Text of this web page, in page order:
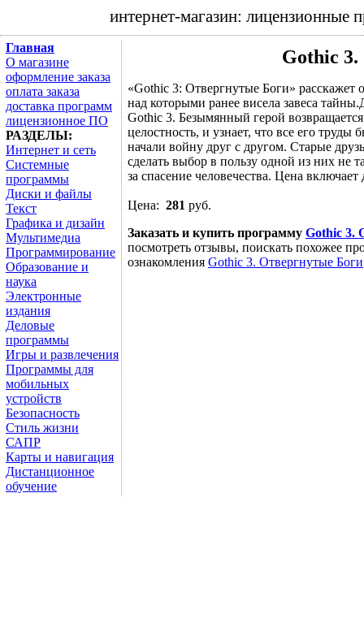
интернет-магазин:
Главная
О магазине
оформление заказа
оплата заказа
доставка программ
лицензионное ПО
РАЗДЕЛЫ:
Интернет и сеть
Системные
программы
Диски и файлы
Текст
Графика и дизайн
Мультимедиа
Программирование
Образование и
наука
Электронные
издания
Деловые
программы
Игры и развлечения
Программы для
мобильных
устройств
Безопасность
Стиль жизни
САПР
Карты и навигация
Дистанционное
обучение
Gothic
«Gothic 3: Отвергнутые Боги» расскажет
над которыми ранее висела завеса
Gothic 3. Безымянный герой
целостность, и узнает, что все его
начали войну друг с другом. Старые
сделать выбор в пользу одной из них не
за спасение человечества. Цена включает
Цена: 281 руб.
Заказать и купить программу Gothic 3.
посмотреть отзывы, поискать похожее
ознакомления Gothic 3. Отвергнутые Боги